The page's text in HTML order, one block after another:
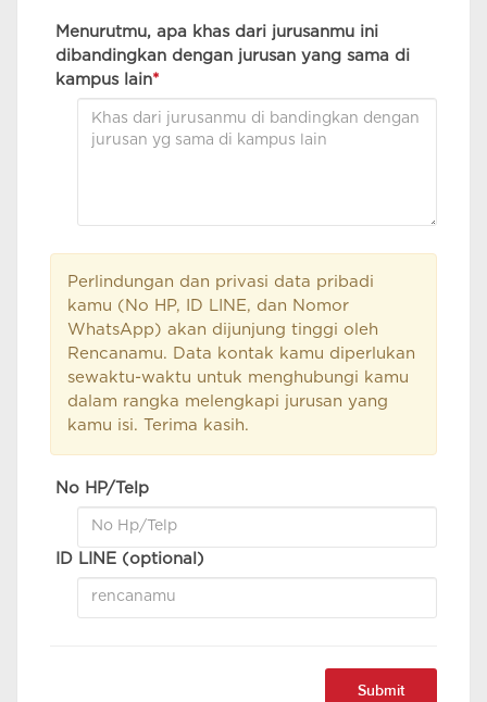
Menurutmu, apa khas dari jurusanmu ini
dibandingkan dengan jurusan yang sama di
kampus lain*
Perlindungan dan privasi data pribadi
kamu (No HP, ID LINE, dan Nomor
WhatsApp) akan dijunjung tinggi oleh
Rencanamu. Data kontak kamu diperlukan
sewaktu-waktu untuk menghubungi kamu
dalam rangka melengkapi jurusan yang
kamu isi. Terima kasih.
No HP/Telp
ID LINE (optional)
Submit